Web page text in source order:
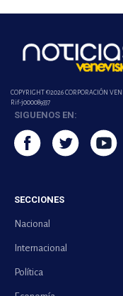
COPYRIGHT ©2026 CORPORACIÓN
Rif-j000089337
SIGUENOS EN:
SECCIONES
Nacional
Internacional
Política